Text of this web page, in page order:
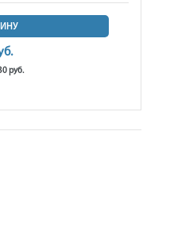
руб.